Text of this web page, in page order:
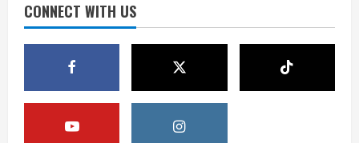
CONNECT WITH US
3
HUT RI ke-81 Momentum Menjaga
Stabilitas, Keamanan, dan Optimisme
August 8, 2026